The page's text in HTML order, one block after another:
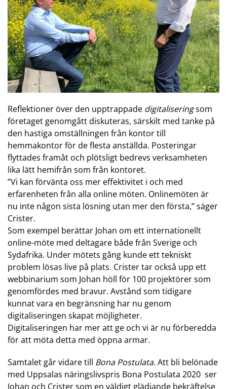
Reflektioner över den upptrappade digitaliseringsom
företaget genomgått diskuteras, särskilt med tanke på
den hastiga omställningen från kontor till
hemmakontor för de flesta anställda. Posteringar
flyttades framåt och plötsligt bedrevs verksamheten
lika lätt hemifrån som från kontoret.
”Vi kan förvänta oss mer effektivitet i och med
erfarenheten från alla online möten. Onlinemöten är
nu inte någon sista lösning utan mer den första,” säger
Crister.
Som exempel berättar Johan om ett internationellt
online-möte med deltagare både från Sverige och
Sydafrika. Under mötets gång kunde ett tekniskt
problem lösas live på plats. Crister tar också upp ett
webbinarium som Johan höll för 100 projektörer som
genomfördes med bravur. Avstånd som tidigare
kunnat vara en begränsning har nu genom
digitaliseringen skapat möjligheter.
Digitaliseringen har mer att ge och vi är nu förberedda
för att möta detta med öppna armar.
Samtalet går vidare till Bona Postulata.Att bli belönade
med Uppsalas näringslivspris Bona Postulata 2020 ser
Johan och Crister som en väldigt glädjande bekräftelse